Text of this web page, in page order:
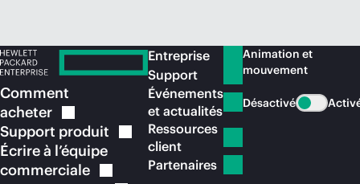
Comment
acheter
Support produit
Écrire à l’équipe
commerciale
Entreprise
Support
Événements
et actualités
Ressources
client
Partenaires
Animation et
mouvement
Désactivé